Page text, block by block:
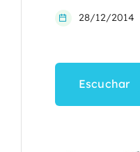
28/12/2014
Escuchar